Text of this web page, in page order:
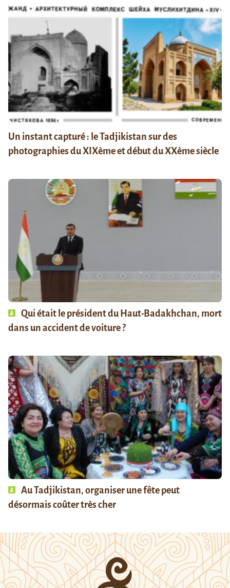
Un instant capturé : le Tadjikistan sur des
photographies du XIXème et début du XXème siècle
Qui était le président du Haut-Badakhchan, mort
dans un accident de voiture ?
Au Tadjikistan, organiser une fête peut
désormais coûter très cher